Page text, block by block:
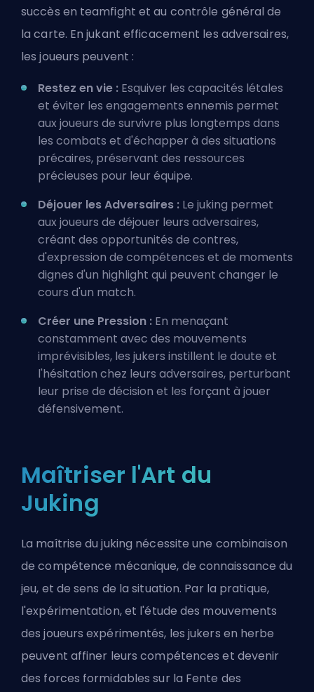
succès en teamfight et au contrôle général de
la carte. En jukant efficacement les adversaires,
les joueurs peuvent :
Restez en vie : Esquiver les capacités létales
et éviter les engagements ennemis permet
aux joueurs de survivre plus longtemps dans
les combats et d'échapper à des situations
précaires, préservant des ressources
précieuses pour leur équipe.
Déjouer les Adversaires : Le juking permet
aux joueurs de déjouer leurs adversaires,
créant des opportunités de contres,
d'expression de compétences et de moments
dignes d'un highlight qui peuvent changer le
cours d'un match.
Créer une Pression : En menaçant
constamment avec des mouvements
imprévisibles, les jukers instillent le doute et
l'hésitation chez leurs adversaires, perturbant
leur prise de décision et les forçant à jouer
défensivement.
Maîtriser l'Art du
Juking
La maîtrise du juking nécessite une combinaison
de compétence mécanique, de connaissance du
jeu, et de sens de la situation. Par la pratique,
l'expérimentation, et l'étude des mouvements
des joueurs expérimentés, les jukers en herbe
peuvent affiner leurs compétences et devenir
des forces formidables sur la Fente des